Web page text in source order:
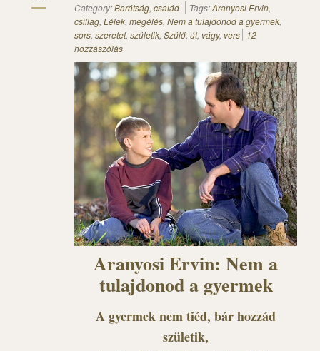
Category:Barátság, család Tags:Aranyosi Ervin,
csillag, Lélek, megélés, Nem a tulajdonod a gyermek,
sors, szeretet, születik, Szülő, út, vágy, vers
12
hozzászólás
Aranyosi Ervin: Nem a
tulajdonod a gyermek
A gyermek nem tiéd, bár hozzád
születik,